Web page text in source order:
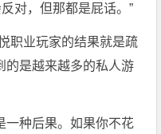
对，但那都是屁话。”
职业玩家的结果就是疏
的是越来越多的私人游
一种后果。如果你不花